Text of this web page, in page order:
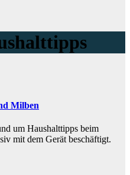
Milben
um Haushalttipps beim
mit dem Gerät beschäftigt.